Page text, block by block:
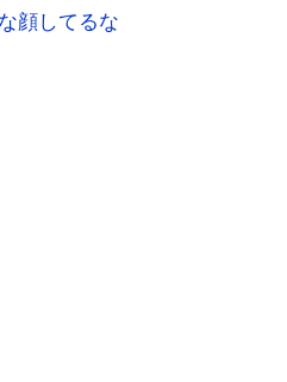
顔してるな